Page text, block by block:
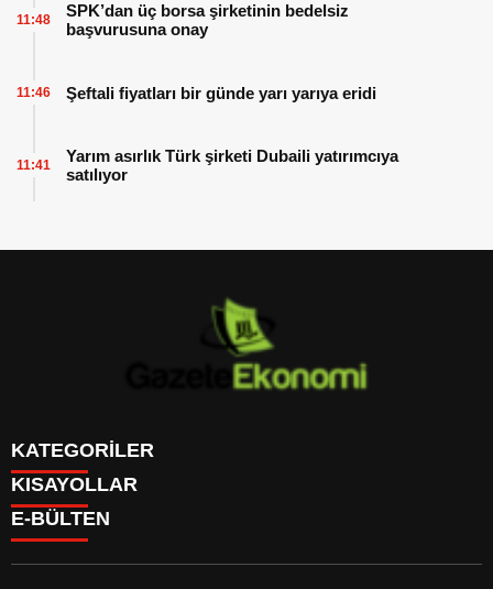
SPK’dan üç borsa şirketinin bedelsiz
başvurusuna onay
11:48
Şeftali fiyatları bir günde yarı yarıya eridi
11:46
Yarım asırlık Türk şirketi Dubaili yatırımcıya
satılıyor
11:41
KATEGORİLER
GÜNDEM
DÜNYA
SİYASET
KISAYOLLAR
BURÇLAR
E-BÜLTEN